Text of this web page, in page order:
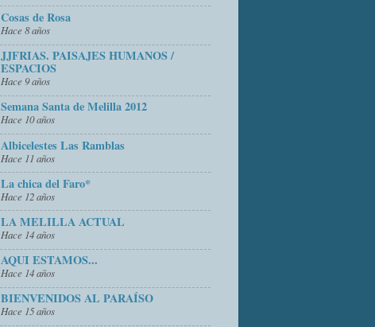
Cosas de Rosa
Hace 8 años
JJFRIAS. PAISAJES HUMANOS /
ESPACIOS
Hace 9 años
Semana Santa de Melilla 2012
Hace 10 años
Albicelestes Las Ramblas
Hace 11 años
La chica del Faro*
Hace 12 años
LA MELILLA ACTUAL
Hace 14 años
AQUI ESTAMOS...
Hace 14 años
BIENVENIDOS AL PARAÍSO
Hace 15 años